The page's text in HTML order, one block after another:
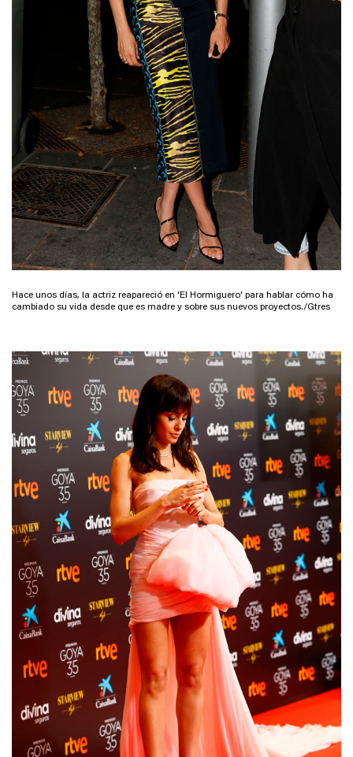
Hace unos días, la actriz reapareció en 'El Hormiguero' para hablar cómo ha
cambiado su vida desde que es madre y sobre sus nuevos proyectos./Gtres